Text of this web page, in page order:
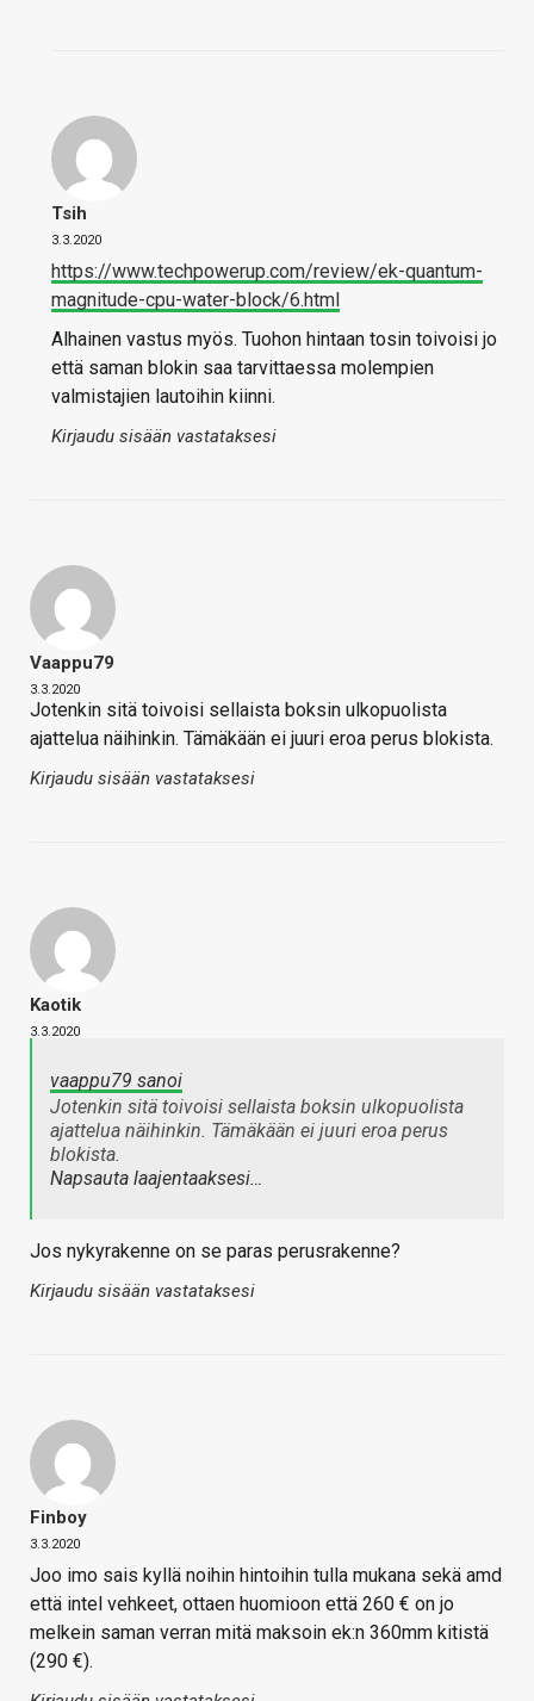
Tsih
3.3.2020
https://www.techpowerup.com/review/ek-quantum-
magnitude-cpu-water-block/6.html
Alhainen vastus myös. Tuohon hintaan tosin toivoisi jo
että saman blokin saa tarvittaessa molempien
valmistajien lautoihin kiinni.
Kirjaudu sisään vastataksesi
Vaappu79
3.3.2020
Jotenkin sitä toivoisi sellaista boksin ulkopuolista
ajattelua näihinkin. Tämäkään ei juuri eroa perus blokista.
Kirjaudu sisään vastataksesi
Kaotik
3.3.2020
vaappu79 sanoi
Jotenkin sitä toivoisi sellaista boksin ulkopuolista
ajattelua näihinkin. Tämäkään ei juuri eroa perus
blokista.
Napsauta laajentaaksesi…
Jos nykyrakenne on se paras perusrakenne?
Kirjaudu sisään vastataksesi
Finboy
3.3.2020
Joo imo sais kyllä noihin hintoihin tulla mukana sekä amd
että intel vehkeet, ottaen huomioon että 260 € on jo
melkein saman verran mitä maksoin ek:n 360mm kitistä
(290 €).